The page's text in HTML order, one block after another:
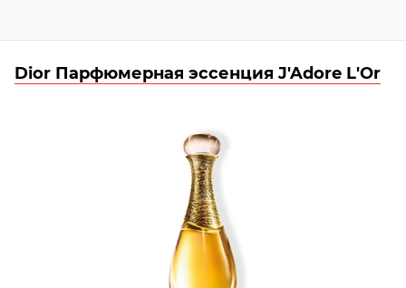
Dior Парфюмерная эссенция J'Adore L'Or